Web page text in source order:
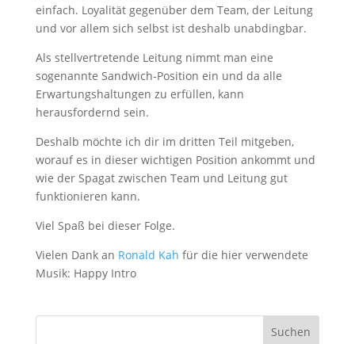
einfach. Loyalität gegenüber dem Team, der Leitung
und vor allem sich selbst ist deshalb unabdingbar.
Als stellvertretende Leitung nimmt man eine
sogenannte Sandwich-Position ein und da alle
Erwartungshaltungen zu erfüllen, kann
herausfordernd sein.
Deshalb möchte ich dir im dritten Teil mitgeben,
worauf es in dieser wichtigen Position ankommt und
wie der Spagat zwischen Team und Leitung gut
funktionieren kann.
Viel Spaß bei dieser Folge.
Vielen Dank an Ronald Kah für die hier verwendete
Musik: Happy Intro